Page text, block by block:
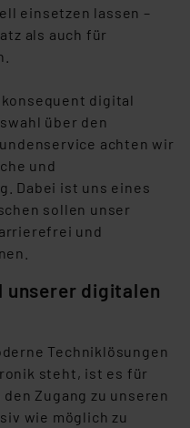
einsetzen lassen –
als auch für
digital
über den
achten wir
und
Dabei ist uns eines
sollen unser
und
unserer digitalen
Techniklösungen
steht, ist es für
Zugang zu unseren
wie möglich zu